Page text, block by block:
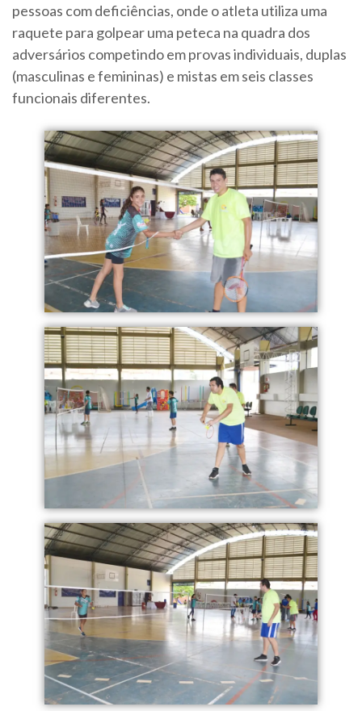
pessoas com deficiências, onde o atleta utiliza uma
raquete para golpear uma peteca na quadra dos
adversários competindo em provas individuais, duplas
(masculinas e femininas) e mistas em seis classes
funcionais diferentes.